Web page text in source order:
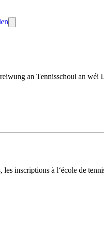
an Tennisschoul an wéi
inscriptions à l‘école de